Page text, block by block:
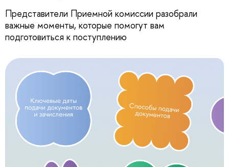
Представители Приемной комиссии разобрали
важные моменты, которые помогут вам
подготовиться к поступлению